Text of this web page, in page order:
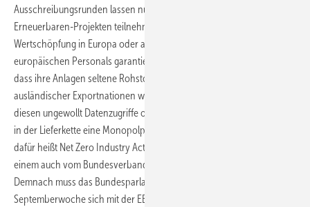
Ausschreibungsrunden lassen nur qualifizierte Anbieter von
Erneuerbaren-Projekten teilnehmen. Sie müssen mehr
Wertschöpfung in Europa oder auch eine gute Ausbildung
europäischen Personals garantieren. Und sie müssen ausschließen,
dass ihre Anlagen seltene Rohstoffe oder Datenverarbeitungstechnik
ausländischer Exportnationen wie insbesondere China nutzen und
diesen ungewollt Datenzugriffe oder auch durch eigene Abhängigkeit
in der Lieferkette eine Monopolposition ermöglichen. Das EU-Gesetz
dafür heißt Net Zero Industry Act (NZIA). Und der Grünenvorstoß folgt
einem auch vom Bundesverband Windenergie aufgestellten Fahrplan:
Demnach muss das Bundesparlament spätestens in der zweiten
Septemberwoche sich mit der EEG-Reform beschäftigen. Das könnte